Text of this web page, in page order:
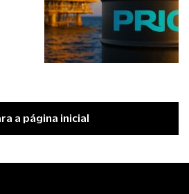
a página inicial